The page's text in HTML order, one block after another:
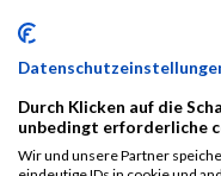
Frankfurt
Teamwertung
B2Run
Frankfurt
Teamwertung
1171 -
Durch Klicken auf die
unbedingt erforderliche
Wir und unsere Partner